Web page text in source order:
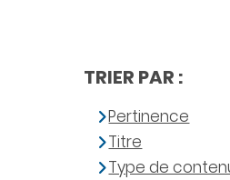
TRIER PAR :
Pertinence
Titre
Type de